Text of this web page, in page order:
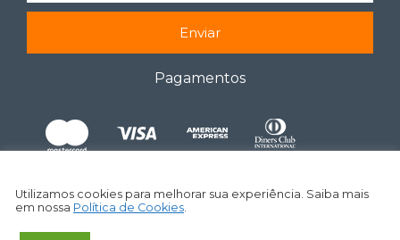
Enviar
Pagamentos
Utilizamos cookies para melhorar sua experiência. Saiba mais
em nossa Política de Cookies